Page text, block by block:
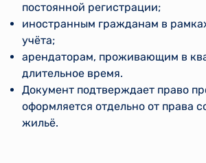
постоянной регистрации;
иностранным гражданам в
учёта;
арендаторам, проживающим в
длительное время.
Документ подтверждает право
оформляется отдельно от права
жильё.